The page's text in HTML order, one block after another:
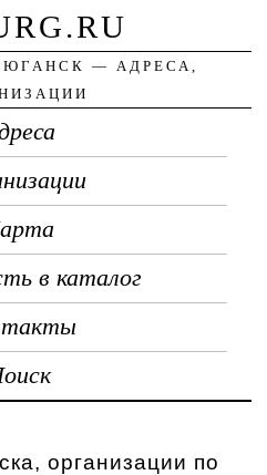
— АДРЕСА,
в каталог
организации по